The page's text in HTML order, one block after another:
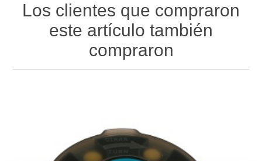
Los clientes que compraron
este artículo también
compraron